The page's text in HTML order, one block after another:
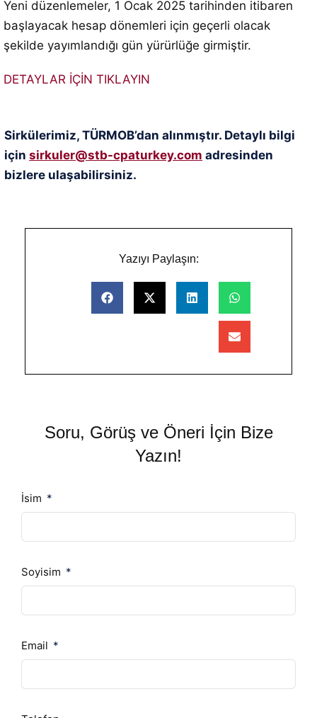
Yeni düzenlemeler, 1 Ocak 2025 tarihinden itibaren
başlayacak hesap dönemleri için geçerli olacak
şekilde yayımlandığı gün yürürlüğe girmiştir.
DETAYLAR İÇİN TIKLAYIN
Sirkülerimiz, TÜRMOB’dan alınmıştır. Detaylı bilgi
için sirkuler@stb-cpaturkey.com adresinden
bizlere ulaşabilirsiniz.
Yazıyı Paylaşın:
Soru, Görüş ve Öneri İçin Bize
Yazın!
İsim
Soyisim
Email